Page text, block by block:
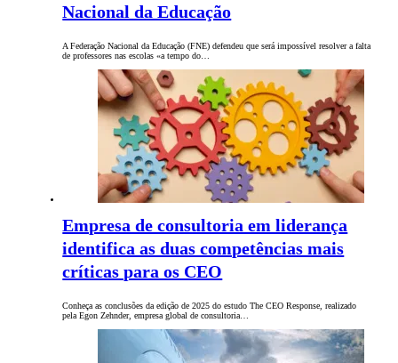
Nacional da Educação
A Federação Nacional da Educação (FNE) defendeu que será impossível resolver a falta
de professores nas escolas «a tempo do…
Empresa de consultoria em liderança
identifica as duas competências mais
críticas para os CEO
Conheça as conclusões da edição de 2025 do estudo The CEO Response, realizado
pela Egon Zehnder, empresa global de consultoria…